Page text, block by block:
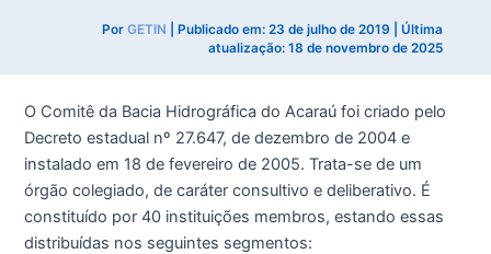
PorGETIN | Publicado em:23 de julho de 2019
| Última
atualização: 18 de novembro de 2025
O Comitê da Bacia Hidrográfica do Acaraú foi criado pelo
Decreto estadual nº 27.647, de dezembro de 2004 e
instalado em 18 de fevereiro de 2005. Trata-se de um
órgão colegiado, de caráter consultivo e deliberativo. É
constituído por 40 instituições membros, estando essas
distribuídas nos seguintes segmentos: